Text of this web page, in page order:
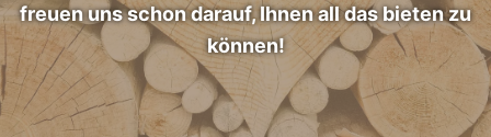
freuen uns schon darauf, Ihnen all das bieten zu
können!